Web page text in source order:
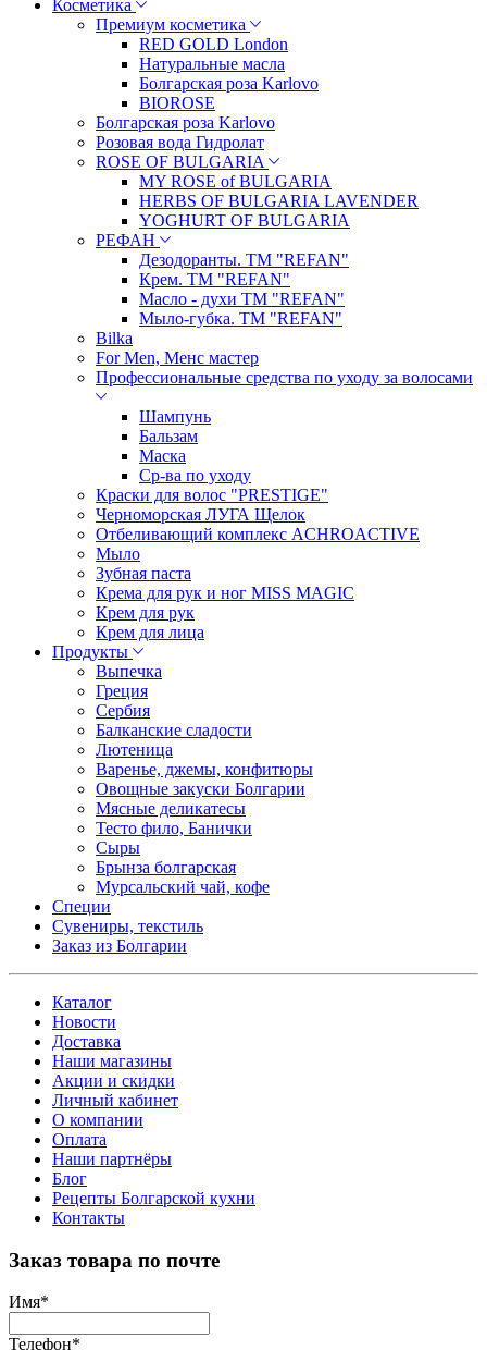
Косметика
Премиум косметика
RED GOLD London
Натуральные масла
Болгарская роза Karlovo
BIOROSE
Болгарская роза Karlovo
Розовая вода Гидролат
ROSE OF BULGARIA
MY ROSE of BULGARIA
HERBS OF BULGARIA LAVENDER
YOGHURT OF BULGARIA
РЕФАН
Дезодоранты. ТМ "REFAN"
Крем. ТМ "REFAN"
Масло - духи ТМ "REFAN"
Мыло-губка. ТМ "REFAN"
Bilka
For Men, Менс мастер
Профессиональные средства по уходу за волосами
Шампунь
Бальзам
Маска
Ср-ва по уходу
Краски для волос "PRESTIGE"
Черноморская ЛУГА Щелок
Отбеливающий комплекс ACHROACTIVE
Мыло
Зубная паста
Крема для рук и ног MISS MAGIC
Крем для рук
Крем для лица
Продукты
Выпечка
Греция
Сербия
Балканские сладости
Лютеница
Варенье, джемы, конфитюры
Овощные закуски Болгарии
Мясные деликатесы
Тесто фило, Банички
Сыры
Брынза болгарская
Мурсальский чай, кофе
Специи
Сувениры, текстиль
Заказ из Болгарии
Каталог
Новости
Доставка
Наши магазины
Акции и скидки
Личный кабинет
О компании
Оплата
Наши партнёры
Блог
Рецепты Болгарской кухни
Контакты
Заказ товара по почте
Имя*
Телефон*